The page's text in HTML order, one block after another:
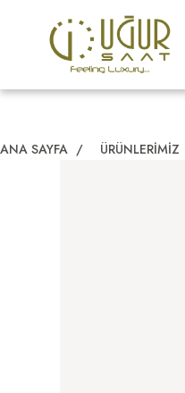
ANA SAYFA / ÜRÜNLERIMIZ